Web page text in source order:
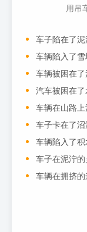
用吊
车子陷在了泥
车辆陷入了雪
车辆被困在了
汽车被困在了
车辆在山路上
车子卡在了沼
车辆陷入了
车子在泥泞
车辆在拥挤